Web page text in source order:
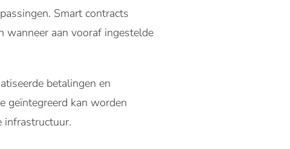
Smart contracts
wanneer aan vooraf ingestelde
betalingen en
geïntegreerd kan worden
infrastructuur.